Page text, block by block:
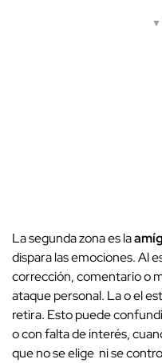
▼
La segunda zona es la
dispara las emociones. Al
corrección, comentario o
ataque personal. La o el
retira. Esto puede
o con falta de interés,
que no se elige ni se